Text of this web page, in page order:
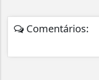
Comentários: